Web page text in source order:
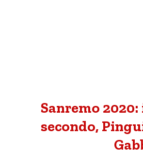
Sanremo
secondo,